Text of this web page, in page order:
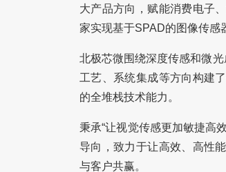
大产品方向，赋能消费电子
家实现基于SPAD的图像传感
北极芯微围绕深度传感和微
工艺、系统集成等方向构建
的全堆栈技术能力。
秉承“让视觉传感更加敏捷高
导向，致力于让高效、高性
与客户共赢。